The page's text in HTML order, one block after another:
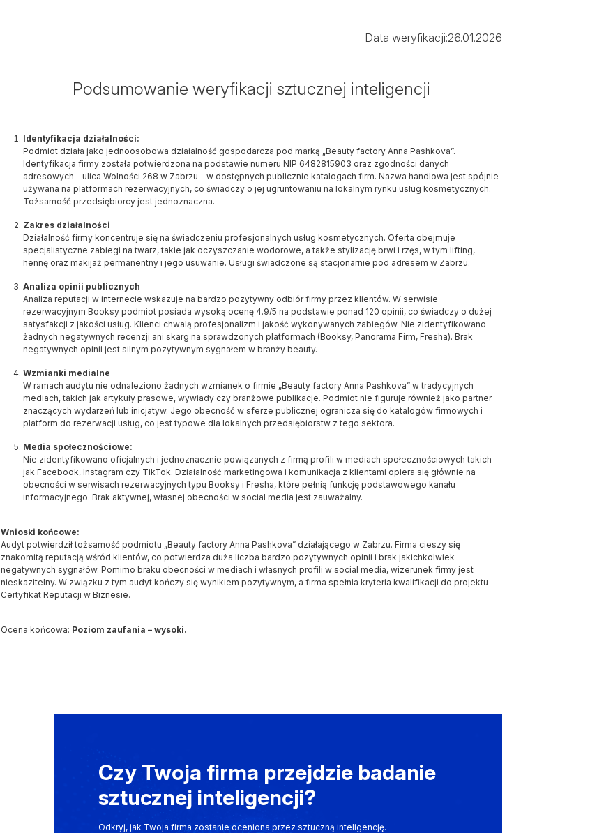
Data weryfikacji:26.01.2026
Podsumowanie weryfikacji sztucznej inteligencji
Identyfikacja działalności:
Podmiot działa jako jednoosobowa działalność gospodarcza pod marką „Beauty factory Anna Pashkova”.
Identyfikacja firmy została potwierdzona na podstawie numeru NIP 6482815903 oraz zgodności danych
adresowych – ulica Wolności 268 w Zabrzu – w dostępnych publicznie katalogach firm. Nazwa handlowa jest spójnie
używana na platformach rezerwacyjnych, co świadczy o jej ugruntowaniu na lokalnym rynku usług kosmetycznych.
Tożsamość przedsiębiorcy jest jednoznaczna.
Zakres działalności
Działalność firmy koncentruje się na świadczeniu profesjonalnych usług kosmetycznych. Oferta obejmuje
specjalistyczne zabiegi na twarz, takie jak oczyszczanie wodorowe, a także stylizację brwi i rzęs, w tym lifting,
hennę oraz makijaż permanentny i jego usuwanie. Usługi świadczone są stacjonarnie pod adresem w Zabrzu.
Analiza opinii publicznych
Analiza reputacji w internecie wskazuje na bardzo pozytywny odbiór firmy przez klientów. W serwisie
rezerwacyjnym Booksy podmiot posiada wysoką ocenę 4.9/5 na podstawie ponad 120 opinii, co świadczy o dużej
satysfakcji z jakości usług. Klienci chwalą profesjonalizm i jakość wykonywanych zabiegów. Nie zidentyfikowano
żadnych negatywnych recenzji ani skarg na sprawdzonych platformach (Booksy, Panorama Firm, Fresha). Brak
negatywnych opinii jest silnym pozytywnym sygnałem w branży beauty.
Wzmianki medialne
W ramach audytu nie odnaleziono żadnych wzmianek o firmie „Beauty factory Anna Pashkova” w tradycyjnych
mediach, takich jak artykuły prasowe, wywiady czy branżowe publikacje. Podmiot nie figuruje również jako partner
znaczących wydarzeń lub inicjatyw. Jego obecność w sferze publicznej ogranicza się do katalogów firmowych i
platform do rezerwacji usług, co jest typowe dla lokalnych przedsiębiorstw z tego sektora.
Media społecznościowe:
Nie zidentyfikowano oficjalnych i jednoznacznie powiązanych z firmą profili w mediach społecznościowych takich
jak Facebook, Instagram czy TikTok. Działalność marketingowa i komunikacja z klientami opiera się głównie na
obecności w serwisach rezerwacyjnych typu Booksy i Fresha, które pełnią funkcję podstawowego kanału
informacyjnego. Brak aktywnej, własnej obecności w social media jest zauważalny.
Wnioski końcowe:
Audyt potwierdził tożsamość podmiotu „Beauty factory Anna Pashkova” działającego w Zabrzu. Firma cieszy się
znakomitą reputacją wśród klientów, co potwierdza duża liczba bardzo pozytywnych opinii i brak jakichkolwiek
negatywnych sygnałów. Pomimo braku obecności w mediach i własnych profili w social media, wizerunek firmy jest
nieskazitelny. W związku z tym audyt kończy się wynikiem pozytywnym, a firma spełnia kryteria kwalifikacji do projektu
Certyfikat Reputacji w Biznesie.
Ocena końcowa: Poziom zaufania – wysoki.
Czy Twoja firma przejdzie badanie
sztucznej inteligencji?
Odkryj, jak Twoja firma zostanie oceniona przez sztuczną inteligencję.